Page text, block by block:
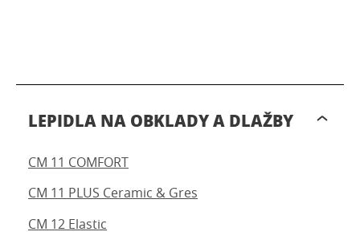
LEPIDLA NA OBKLADY A DLAŽBY
CM 11 COMFORT
CM 11 PLUS Ceramic & Gres
CM 12 Elastic